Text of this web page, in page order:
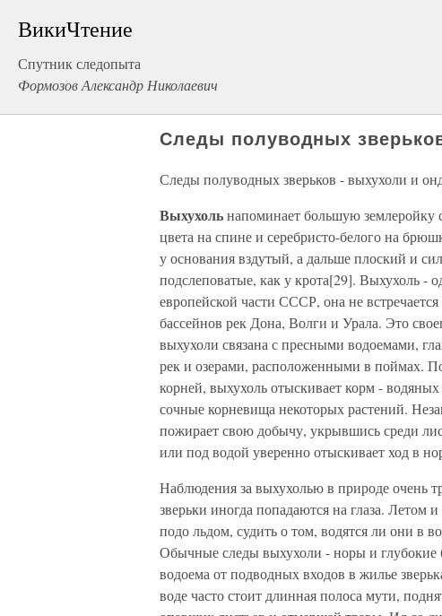
ВикиЧтение
Спутник следопыта
Формозов Александр Николаевич
Следы полуводных
Следы полуводных зверьков - выхухоли и
Выхухольнапоминает большую землеройку
цвета на спине и серебристо-белого на
у основания вздутый, а дальше плоский и
подслеповатые, как у крота[29]. Выхухоль -
европейской части СССР, она не
бассейнов рек Дона, Волги и Урала. Это
выхухоли связана с пресными водоемами,
рек и озерами, расположенными в поймах.
корней, выхухоль отыскивает корм -
сочные корневища некоторых растений.
пожирает свою добычу, укрывшись среди
или под водой уверенно отыскивает ход в
Наблюдения за выхухолью в природе очень
зверьки иногда попадаются на глаза. Летом
подо льдом, судить о том, водятся ли они в
Обычные следы выхухоли - норы и
водоема от подводных входов в жилье
воде часто стоит длинная полоса мути,